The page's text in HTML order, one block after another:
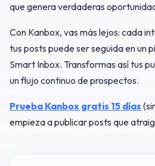
que genera verdaderas
Con Kanbox, vas más lejos: cada
tus posts puede ser seguida en un
Smart Inbox. Transformas así tus
un flujo continuo de prospectos.
Prueba Kanbox gratis 15 días
empieza a publicar posts que